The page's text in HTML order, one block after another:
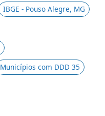
IBGE - Pouso Alegre, MG
Municípios com DDD 35